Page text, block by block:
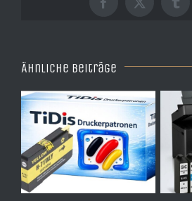
Facebook
X
Ähnliche Beiträge